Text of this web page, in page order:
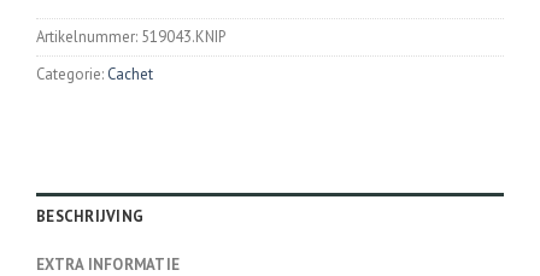
Artikelnummer: 519043.KNIP
Categorie: Cachet
BESCHRIJVING
EXTRA INFORMATIE